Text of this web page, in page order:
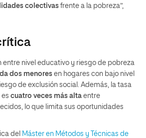
colectivas frente a la pobreza”,
entre nivel educativo y riesgo de pobreza
dos menores en hogares con bajo nivel
de exclusión social. Además, la tasa
cuatro veces más alta entre
lo que limita sus oportunidades
del Máster en Métodos y Técnicas de